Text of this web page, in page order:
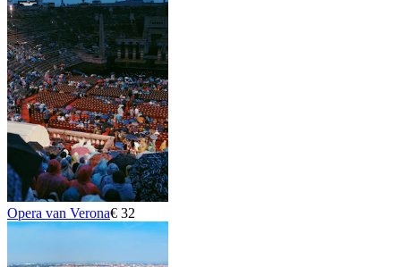
Opera van Verona€ 32